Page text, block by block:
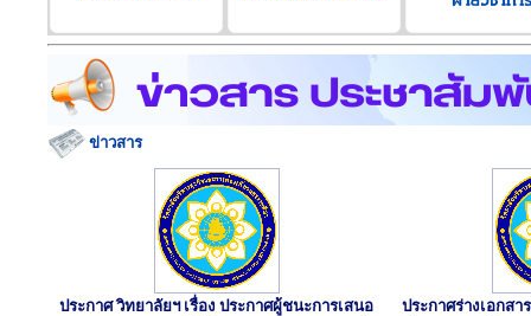
ข่าวสาร
ประกาศ วิทยาลัยฯ เรื่อง ประกาศผู้ชนะการเสนอ
ประกาศร่างเอกส